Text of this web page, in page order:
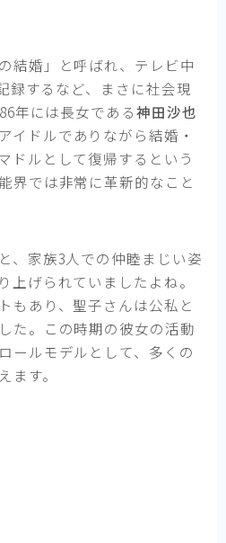
結婚」と呼ばれ、テレビ中
録するなど、まさに社会現
年には長女である神田沙也
イドルでありながら結婚・
ドルとして復帰するという
界では非常に革新的なこと
、家族3人での仲睦まじい姿
上げられていましたよね。
もあり、聖子さんは公私と
た。この時期の彼女の活動
ールモデルとして、多くの
ます。